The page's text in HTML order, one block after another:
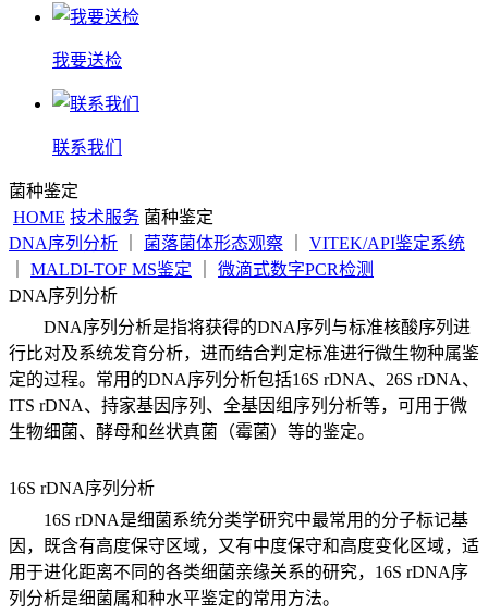
我要送检
联系我们
菌种鉴定
HOME 技术服务 菌种鉴定
DNA序列分析
菌落菌体形态观察
VITEK/API鉴定系统
MALDI-TOF MS鉴定
微滴式数字PCR检测
DNA序列分析
DNA序列分析是指将获得的DNA序列与标准核酸序列进
行比对及系统发育分析，进而结合判定标准进行微生物种属鉴
定的过程。常用的DNA序列分析包括16S rDNA、26S rDNA、
ITS rDNA、持家基因序列、全基因组序列分析等，可用于微
生物细菌、酵母和丝状真菌（霉菌）等的鉴定。
16S rDNA序列分析
16S rDNA是细菌系统分类学研究中最常用的分子标记基
因，既含有高度保守区域，又有中度保守和高度变化区域，适
用于进化距离不同的各类细菌亲缘关系的研究，16S rDNA序
列分析是细菌属和种水平鉴定的常用方法。